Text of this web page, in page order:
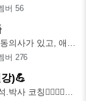
버 56
버 276
)💪
사 코칭🏃‍♀️🏋️‍♂️🧘‍♀️